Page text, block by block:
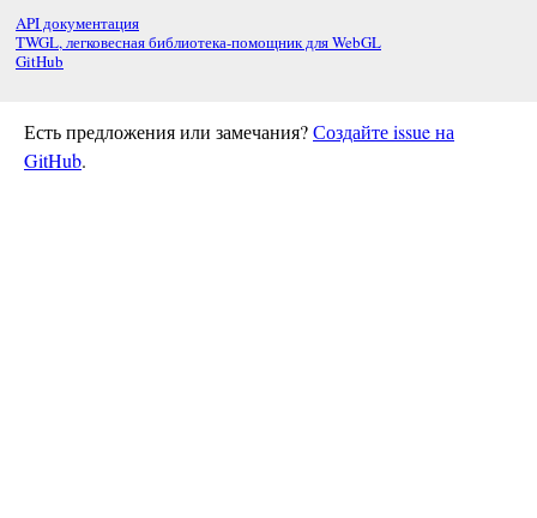
API документация
TWGL, легковесная библиотека-помощник для WebGL
GitHub
Есть предложения или замечания?Создайте issue на
GitHub.